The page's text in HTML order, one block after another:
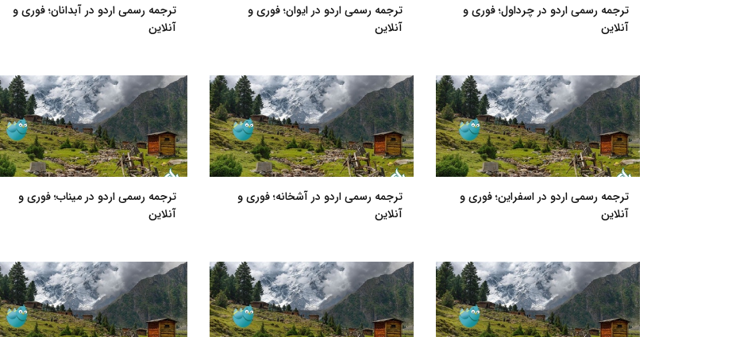
ترجمه رسمی اردو در چرداول؛ فوری و
آنلاین
ترجمه رسمی اردو در ایوان؛ فوری و
آنلاین
ترجمه رسمی اردو در آبدانان؛ فوری و
آنلاین
ترجمه رسمی اردو در اسفراین؛ فوری و
آنلاین
ترجمه رسمی اردو در آشخانه؛ فوری و
آنلاین
ترجمه رسمی اردو در میناب؛ فوری و
آنلاین